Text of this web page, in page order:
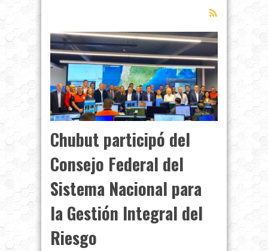
Chubut participó del
Consejo Federal del
Sistema Nacional para
la Gestión Integral del
Riesgo